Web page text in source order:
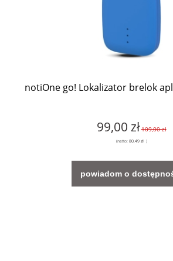
notiOne go! Lokalizator brelok
99,00 zł 109,00 zł
(netto: 80,49 zł )
powiadom o